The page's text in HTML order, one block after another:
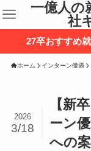
一億人の
社
27卒おすすめ
ホーム インターン優遇
【新
ーン
への
2026
3/18